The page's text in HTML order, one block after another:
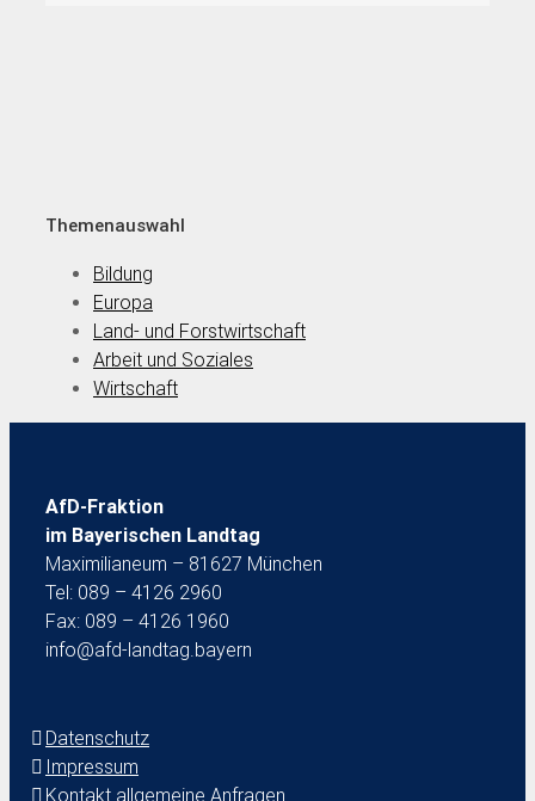
Themenauswahl
Bildung
Europa
Land- und Forstwirtschaft
Arbeit und Soziales
Wirtschaft
AfD-Fraktion
im Bayerischen Landtag
Maximilianeum – 81627 München
Tel: 089 – 4126 2960
Fax: 089 – 4126 1960
info@afd-landtag.bayern
Datenschutz
Impressum
Kontakt allgemeine Anfragen